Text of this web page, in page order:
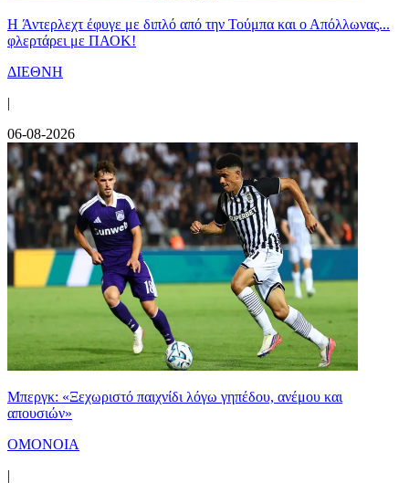
H Άντερλεχτ έφυγε με διπλό από την Τούμπα και ο Απόλλωνας...
φλερτάρει με ΠΑΟΚ!
ΔΙΕΘΝΗ
|
06-08-2026
Μπεργκ: «Ξεχωριστό παιχνίδι λόγω γηπέδου, ανέμου και
απουσιών»
ΟΜΟΝΟΙΑ
|